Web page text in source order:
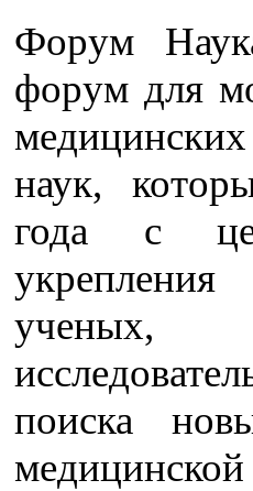
Форум
форум для
наук,
года с
поиска
медицинской